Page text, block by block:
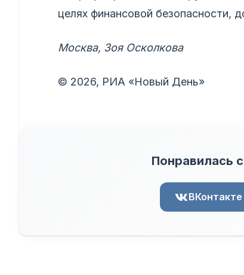
целях финансовой безопасности,
Москва, Зоя Осколкова
© 2026, РИА «Новый День»
Понравилась
ВКонтакте